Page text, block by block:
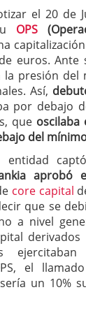
el 20 de
OPS
euros. Ante
la presión del
Así,
por debajo
que oscilaba
del
aprobó
core capital
que se
a nivel
derivados
el llamado
un 10%